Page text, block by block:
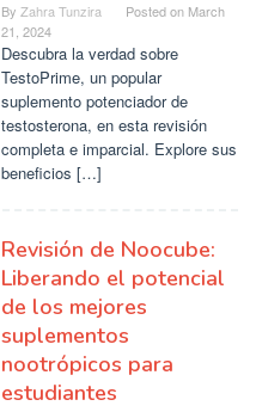
By Zahra Tunzira Posted on March
21, 2024
Descubra la verdad sobre
TestoPrime, un popular
suplemento potenciador de
testosterona, en esta revisión
completa e imparcial. Explore sus
beneficios […]
Revisión de Noocube:
Liberando el potencial
de los mejores
suplementos
nootrópicos para
estudiantes